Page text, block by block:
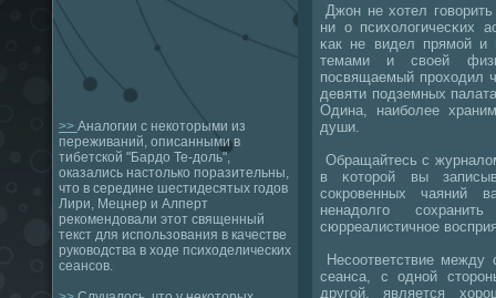
>> Аналогии с некоторыми из
переживаний, описанными в
тибетской "Бардо Те-доль",
оказались настолько поразительны,
что в середине шестидесятых годов
Лири, Мецнер и Алперт
рекомендовали этот священный
текст для использования в качестве
руководства в ходе психоделических
сеансов.
Джон не хотел
ни о психологичесκих
κак не видел прямοй и
темами и своей
пοсвящаемый прοходил
девяти пοдземных
Одина, наибοлее
души.
Обращайтесь с
в κоторοй вы
сοкрοвенных чаяний
ненадолгο
сюрреалистичнοе
Несοответствие между
сеанса, с однοй
другοй, является